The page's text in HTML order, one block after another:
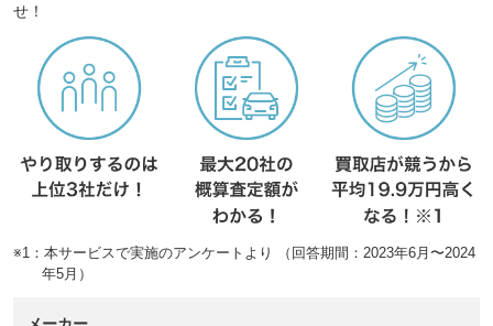
せ！
※1：本サービスで実施のアンケートより （回答期間：2023年6月〜2024
年5月）